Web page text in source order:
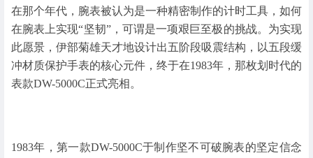
在那个年代，腕表被认为是一种精密制作的计时工具，如何
在腕表上实现“坚韧”，可谓是一项艰巨至极的挑战。为实现
此愿景，伊部菊雄天才地设计出五阶段吸震结构，以五段缓
冲材质保护手表的核心元件，终于在1983年，那枚划时代的
表款DW-5000C正式亮相。
1983年，第一款DW-5000C于制作坚不可破腕表的坚定信念